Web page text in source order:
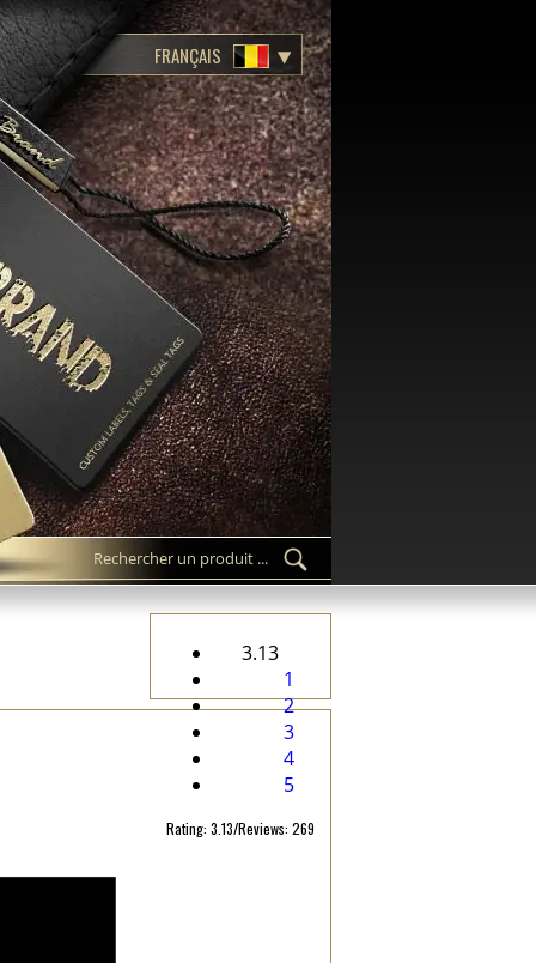
FRANÇAIS
3.13
1
2
3
4
5
Rating: 3.13/Reviews: 269